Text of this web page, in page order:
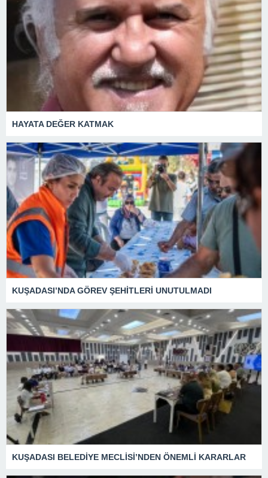
HAYATA DEĞER KATMAK
KUŞADASI’NDA GÖREV ŞEHİTLERİ UNUTULMADI
KUŞADASI BELEDİYE MECLİSİ’NDEN ÖNEMLİ KARARLAR